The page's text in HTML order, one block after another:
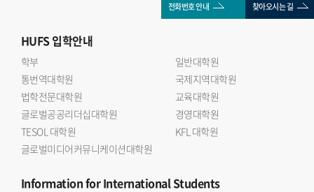
전화번호 안내 찾아오시는 길
HUFS입학안내
학부
일반대학원
통번역대학원
국제지역대학원
법학전문대학원
교육대학원
글로벌공공리더십대학원
경영대학원
TESOL 대학원
KFL 대학원
글로벌미디어커뮤니케이션대학원
Informationfor International Students